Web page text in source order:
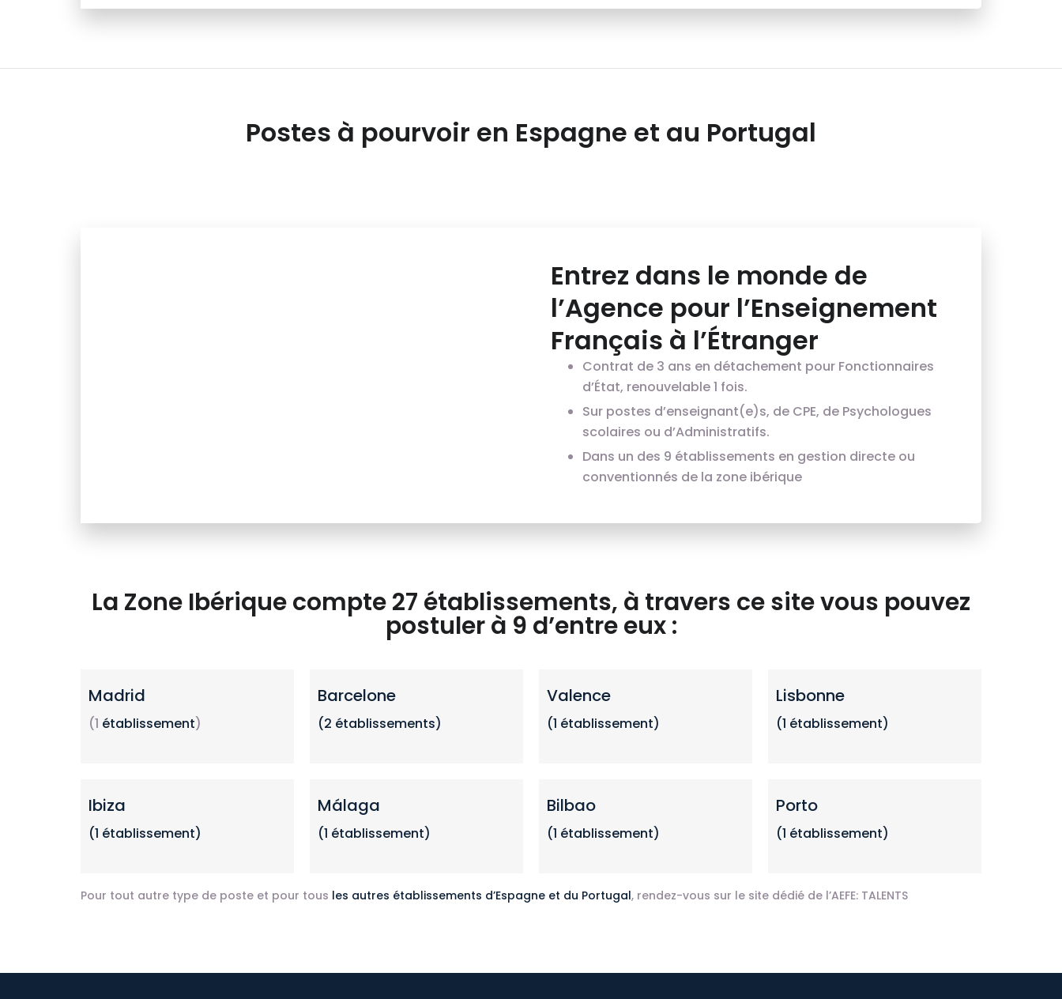
Postes à pourvoir en Espagne et au Portugal
Entrez dans le monde de
l’Agence pour l’Enseignement
Français à l’Étranger
Contrat de 3 ans en détachement pour Fonctionnaires
d’État, renouvelable 1 fois.
Sur postes d’enseignant(e)s, de CPE, de Psychologues
scolaires ou d’Administratifs.
Dans un des 9 établissements en gestion directe ou
conventionnés de la zone ibérique
La Zone Ibérique compte 27 établissements, à travers ce site vous pouvez
postuler à 9 d’entre eux :
Madrid
(1 établissement)
Barcelone
(2 établissements)
Valence
(1 établissement)
Lisbonne
(1 établissement)
Ibiza
(1 établissement)
Málaga
(1 établissement)
Bilbao
(1 établissement)
Porto
(1 établissement)
Pour tout autre type de poste et pour tous les autres établissements d’Espagne et du Portugal, rendez-vous sur le site dédié de l’AEFE: TALENTS